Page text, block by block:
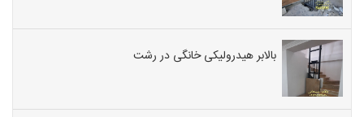
بالابر هیدرولیکی خانگی در رشت